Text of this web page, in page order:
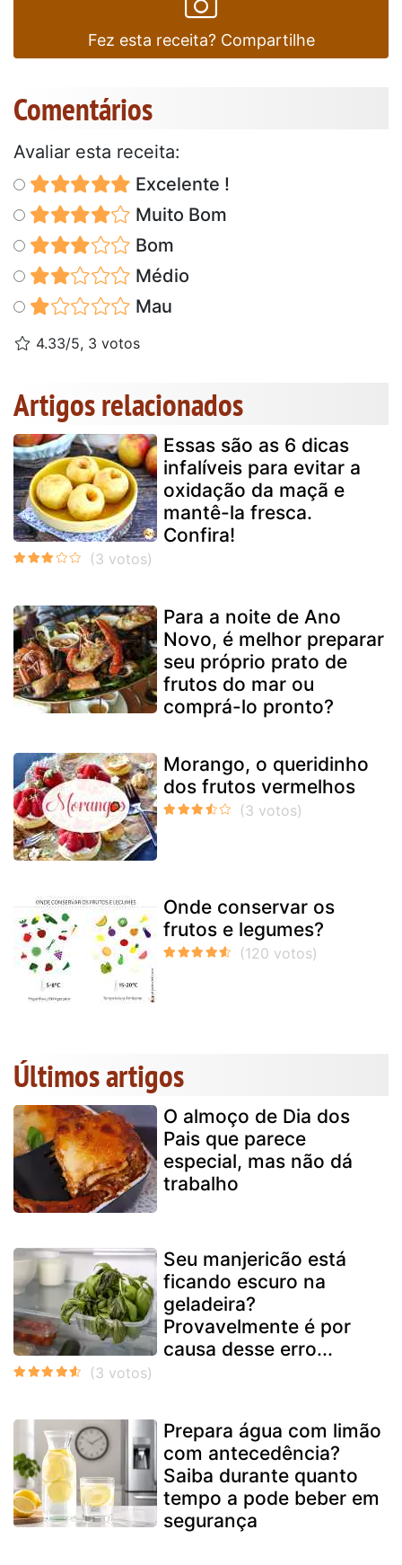
Fez esta receita? Compartilhe
Comentários
Avaliar esta receita:
Excelente !
Muito Bom
Bom
Médio
Mau
4.33/5, 3 votos
Artigos relacionados
Essas são as 6 dicas
infalíveis para evitar a
oxidação da maçã e
mantê-la fresca.
Confira!
Para a noite de Ano
Novo, é melhor preparar
seu próprio prato de
frutos do mar ou
comprá-lo pronto?
Morango, o queridinho
dos frutos vermelhos
Onde conservar os
frutos e legumes?
Últimos artigos
O almoço de Dia dos
Pais que parece
especial, mas não dá
trabalho
Seu manjericão está
ficando escuro na
geladeira?
Provavelmente é por
causa desse erro...
Prepara água com limão
com antecedência?
Saiba durante quanto
tempo a pode beber em
segurança